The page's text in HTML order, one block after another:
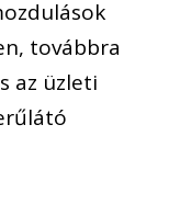
továbbra
az üzleti